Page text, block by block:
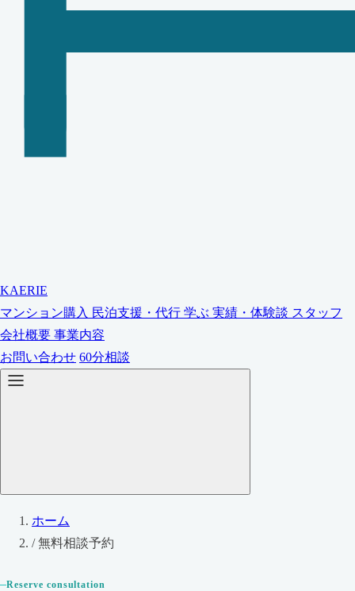
KAERIE
マンション購入 民泊支援・代行 学ぶ 実績・体験談 スタッフ
会社概要 事業内容
お問い合わせ 60分相談
ホーム
/ 無料相談予約
Reserve consultation